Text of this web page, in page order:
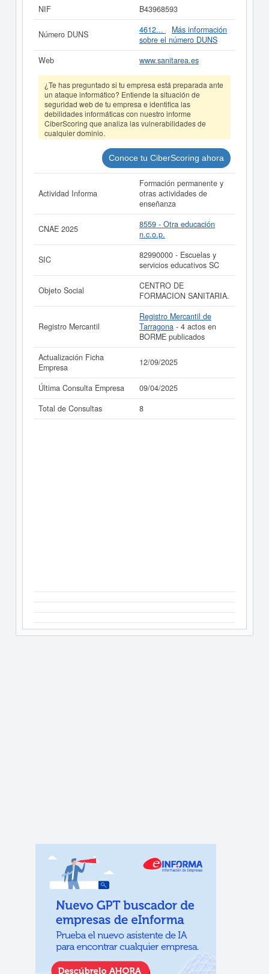
esta empresa, puede hacerlo en esta misma web. El
BORME tiene publicados 4 actos y está afiliada al
Registro Mercantil de Tarragona.
Si está interesado en conocer más datos de la empresa
CENTRE DE FORMACIO SANITAREA SL puede
acceder inmediatamente a este Informe ampliadode
CENTRE DE FORMACIO SANITAREA SL y consultar
los resultados de sus años de actividad, así como los
balances y cuentas de resultados disponibles.
La última actualización del informe de empresa se ha
realizado el 12/09/2025.
NIF
B43968593
Número DUNS 4612...
Más información
sobre el número DUNS
Web
www.sanitarea.es
¿Te has preguntado si tu empresa está preparada ante
un ataque informático? Entiende la situación de
seguridad web de tu empresa e identifica las
debilidades informáticas con nuestro informe
CiberScoring que analiza las vulnerabilidades de
cualquier dominio.
Conoce tu CiberScoring ahora
Actividad Informa
Formación permanente y
otras actividades de
enseñanza
CNAE 2025
8559 - Otra educación
n.c.o.p.
SIC
82990000 - Escuelas y
servicios educativos SC
Objeto Social
CENTRO DE
FORMACION SANITARIA.
Registro Mercantil
Registro Mercantil de
Tarragona - 4 actos en
BORME publicados
Actualización Ficha
Empresa
12/09/2025
Última Consulta Empresa
09/04/2025
Total de Consultas
8